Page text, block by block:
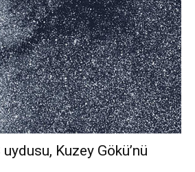
uydusu, Kuzey Gökü’nü